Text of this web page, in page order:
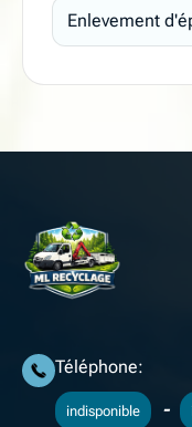
Enlevement
Téléphone:
indisponible -